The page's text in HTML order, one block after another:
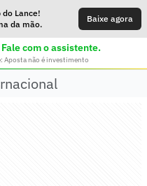
do Lance!
da mão.
Baixe agora
Fale com o assistente.
Aposta não é investimento